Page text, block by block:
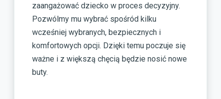
zaangażować dziecko w proces decyzyjny.
Pozwólmy mu wybrać spośród kilku
wcześniej wybranych, bezpiecznych i
komfortowych opcji. Dzięki temu poczuje się
ważne i z większą chęcią będzie nosić nowe
buty.